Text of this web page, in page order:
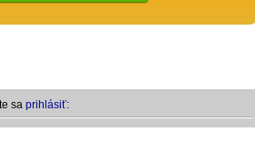
sa prihlásiť: